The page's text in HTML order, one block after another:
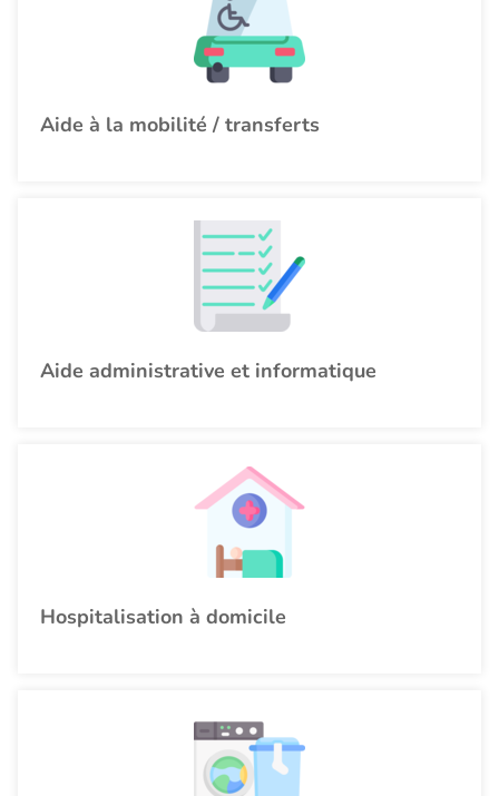
Aide à la mobilité / transferts
Aide administrative et informatique
Hospitalisation à domicile